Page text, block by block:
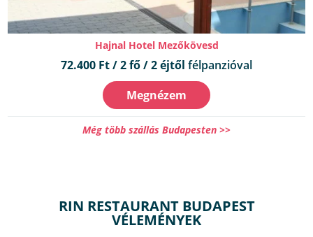
Hajnal Hotel Mezőkövesd
72.400 Ft / 2 fő / 2 éjtől félpanzióval
Megnézem
Még több szállás Budapesten >>
RIN RESTAURANT BUDAPEST
VÉLEMÉNYEK